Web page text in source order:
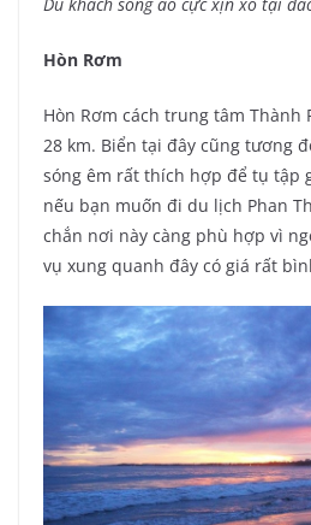
Hòn Rơm
Hòn Rơm cách trung tâm Thành
28 km. Biển tại đây cũng tương
sóng êm rất thích hợp để tụ tập
nếu bạn muốn đi du lịch Phan
chắn nơi này càng phù hợp vì
vụ xung quanh đây có giá rất